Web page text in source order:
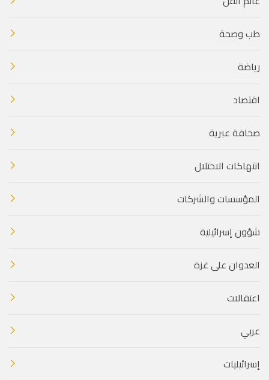
طب وصحة
رياضة
اقتصاد
صحافة عبرية
انتهاكات الاحتلال
المؤسسات والشركات
شؤون إسرائيلية
العدوان على غزة
اعتقالات
عربي
إسرائيليات